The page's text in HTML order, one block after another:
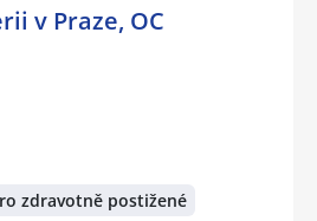
v Praze, OC
zdravotně postižené